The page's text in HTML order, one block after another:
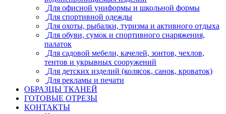
Для офисной униформы и школьной формы
Для спортивной одежды
Для охоты, рыбалки, туризма и активного отдыха
Для обуви, сумок и спортивного снаряжения,
палаток
Для садовой мебели, качелей, зонтов, чехлов,
тентов и укрывных сооружений
Для детских изделий (колясок, санок, кроваток)
Для рекламы и печати
ОБРАЗЦЫ ТКАНЕЙ
ГОТОВЫЕ ОТРЕЗЫ
КОНТАКТЫ